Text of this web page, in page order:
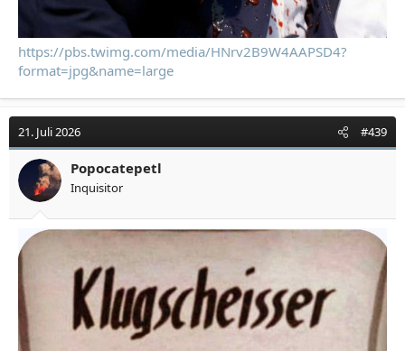
https://pbs.twimg.com/media/HNrv2B9W4AAPSD4?
format=jpg&name=large
21. Juli 2026 #439
Popocatepetl
Inquisitor